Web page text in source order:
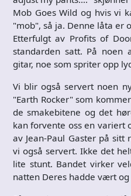
Mob Goes Wild og hvis vi
"mob", så ja. Denne låta er
Etterfulgt av Profits of
standarden satt. På noen
gitar, noe som spriter opp
Vi blir også servert noen
"Earth Rocker" som
de smakebitene og det
kan forvente oss en variert
av Jean-Paul Gaster på
vi også servert. Ikke det
lite stunt. Bandet virker
natten Deres hadde vært